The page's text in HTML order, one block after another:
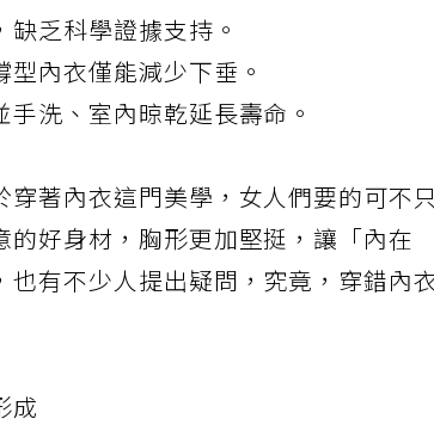
乏科學證據支持。
內衣僅能減少下垂。
洗、室內晾乾延長壽命。
穿著內衣這門美學，女人們要的可不只
好身材，胸形更加堅挺，讓「內在
有不少人提出疑問，究竟，穿錯內
成